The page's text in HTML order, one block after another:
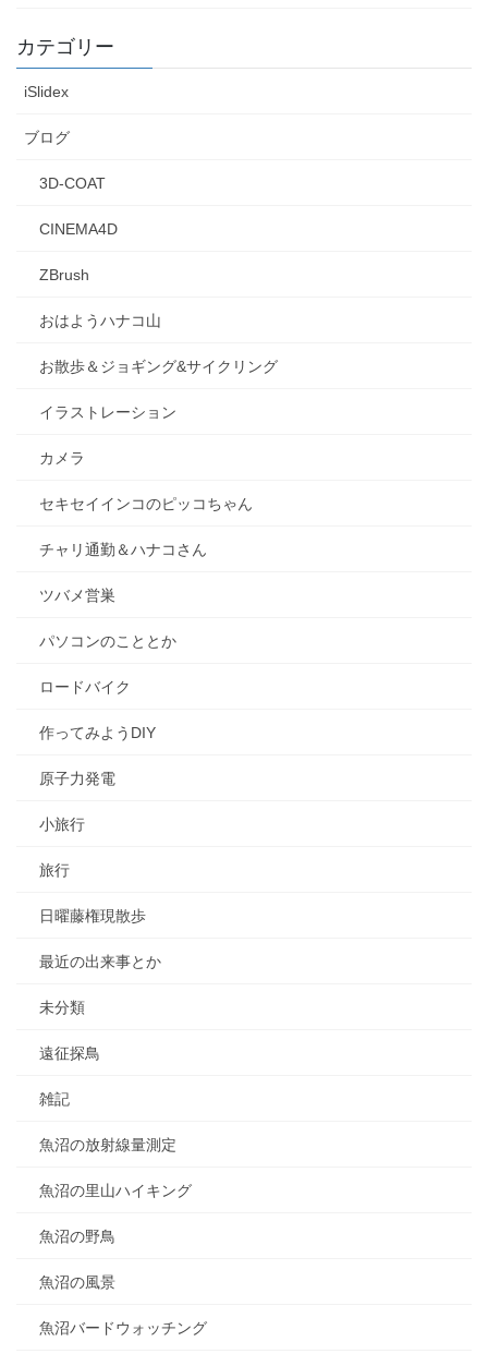
カテゴリー
iSlidex
ブログ
3D-COAT
CINEMA4D
ZBrush
おはようハナコ山
お散歩＆ジョギング&サイクリング
イラストレーション
カメラ
セキセイインコのピッコちゃん
チャリ通勤＆ハナコさん
ツバメ営巣
パソコンのこととか
ロードバイク
作ってみようDIY
原子力発電
小旅行
旅行
日曜藤権現散歩
最近の出来事とか
未分類
遠征探鳥
雑記
魚沼の放射線量測定
魚沼の里山ハイキング
魚沼の野鳥
魚沼の風景
魚沼バードウォッチング